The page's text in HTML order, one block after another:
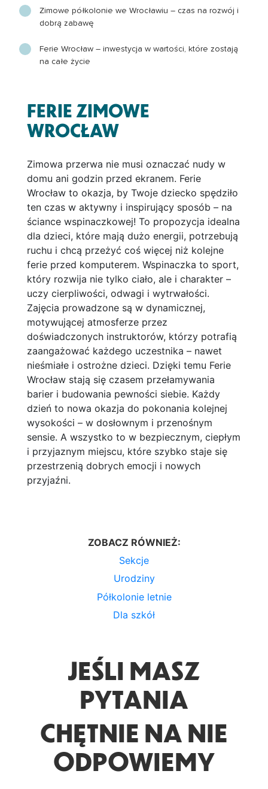
Zimowe półkolonie we Wrocławiu – czas na rozwój i
dobrą zabawę
Ferie Wrocław – inwestycja w wartości, które zostają
na całe życie
FERIE ZIMOWE
WROCŁAW
Zimowa przerwa nie musi oznaczać nudy w
domu ani godzin przed ekranem. Ferie
Wrocław to okazja, by Twoje dziecko spędziło
ten czas w aktywny i inspirujący sposób – na
ściance wspinaczkowej! To propozycja idealna
dla dzieci, które mają dużo energii, potrzebują
ruchu i chcą przeżyć coś więcej niż kolejne
ferie przed komputerem. Wspinaczka to sport,
który rozwija nie tylko ciało, ale i charakter –
uczy cierpliwości, odwagi i wytrwałości.
Zajęcia prowadzone są w dynamicznej,
motywującej atmosferze przez
doświadczonych instruktorów, którzy potrafią
zaangażować każdego uczestnika – nawet
nieśmiałe i ostrożne dzieci. Dzięki temu Ferie
Wrocław stają się czasem przełamywania
barier i budowania pewności siebie. Każdy
dzień to nowa okazja do pokonania kolejnej
wysokości – w dosłownym i przenośnym
sensie. A wszystko to w bezpiecznym, ciepłym
i przyjaznym miejscu, które szybko staje się
przestrzenią dobrych emocji i nowych
przyjaźni.
ZOBACZ RÓWNIEŻ:
Sekcje
Urodziny
Półkolonie letnie
Dla szkół
JEŚLI MASZ
PYTANIA
CHĘTNIE NA NIE
ODPOWIEMY